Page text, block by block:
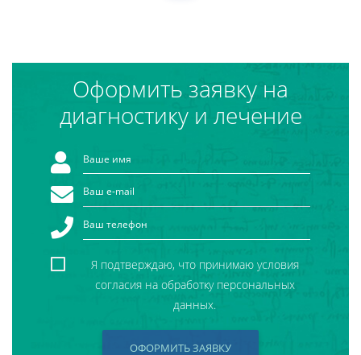
Оформить заявку на
диагностику и лечение
Я подтверждаю, что принимаю условия
согласия на обработку персональных
данных.
ОФОРМИТЬ ЗАЯВКУ